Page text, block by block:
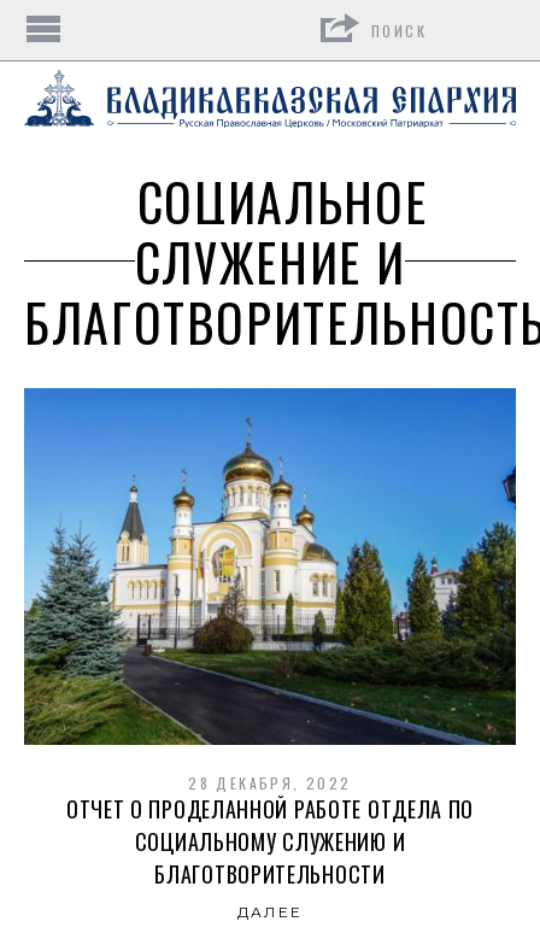
СОЦИАЛЬНОЕ
СЛУЖЕНИЕ И
28 ДЕКАБРЯ, 2022
ОТЧЕТ О ПРОДЕЛАННОЙ РАБОТЕ ОТДЕЛА ПО
СОЦИАЛЬНОМУ СЛУЖЕНИЮ И
БЛАГОТВОРИТЕЛЬНОСТИ
ДАЛЕЕ